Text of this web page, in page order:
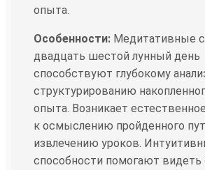
опыта.
Особенности: Медитативные
двадцать шестой лунный день
способствуют глубокому
структурированию
опыта. Возникает
к осмыслению пройденного
извлечению уроков.
способности помогают